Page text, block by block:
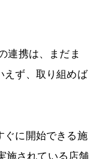
連携は、まだま
えず、取り組めば
ぐに開始できる施
施されている店舗